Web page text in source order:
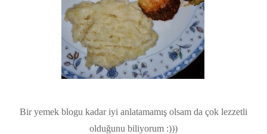
Bir yemek blogu kadar iyi anlatamamış olsam da çok lezzetli
olduğunu biliyorum :)))